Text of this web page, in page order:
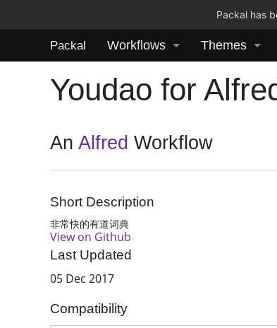
Packal has
Packal Workflows Themes
Youdao for
AnAlfred Workflow
Short Description
非常快的有道词典
View on Github
Last Updated
05 Dec 2017
Compatibility